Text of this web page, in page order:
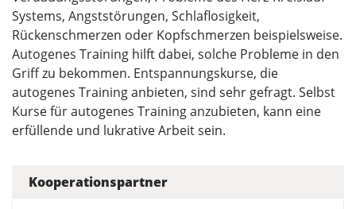
Systems, Angststörungen, Schlaflosigkeit,
Rückenschmerzen oder Kopfschmerzen beispielsweise.
Autogenes Training hilft dabei, solche Probleme in den
Griff zu bekommen. Entspannungskurse, die
autogenes Training anbieten, sind sehr gefragt. Selbst
Kurse für autogenes Training anzubieten, kann eine
erfüllende und lukrative Arbeit sein.
Kooperationspartner